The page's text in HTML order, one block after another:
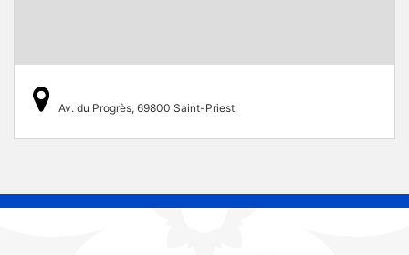
Av. du Progrès, 69800 Saint-Priest